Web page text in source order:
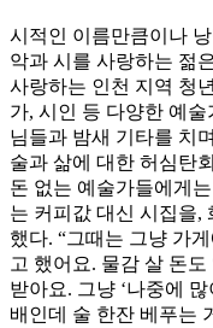
시적인 이름만큼이나
악과 시를 사랑하는 젊
사랑하는 인천 지역 청
가, 시인 등 다양한 예
님들과 밤새 기타를 치
술과 삶에 대한 허심탄
돈 없는 예술가들에게
는 커피값 대신 시집을,
했다. “그때는 그냥 가
고 했어요. 물감 살 돈
받아요. 그냥 ‘나중에
배인데 술 한잔 베푸는